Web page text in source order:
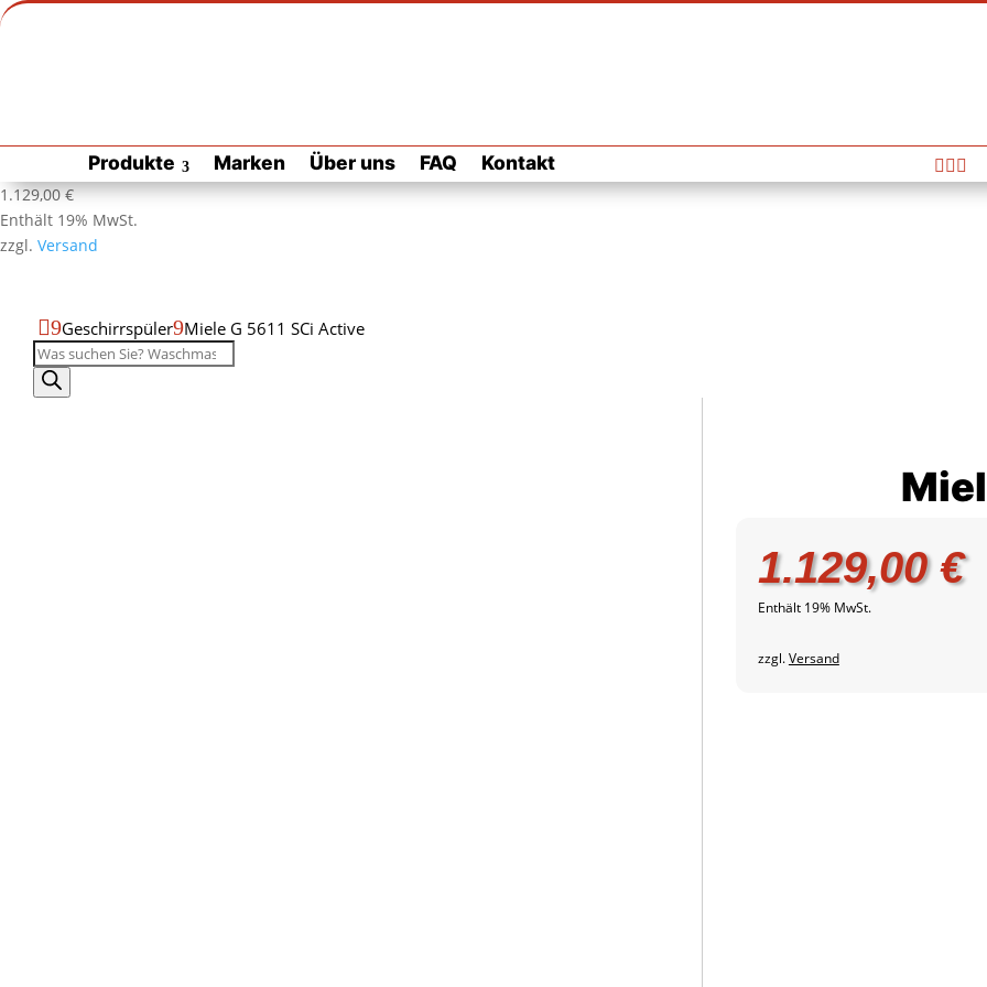
Zur
Habuzin
Startseite
Produkte Marken Über uns FAQ Kontakt   
Produktdatenblatt
als
PDF
Produktseite
drucken
1.129,00€
Enthält 19% MwSt.
zzgl. Versand
9Geschirrspüler9Miele G 5611 SCi Active
Produktsuche
1.129,00€
Enthält 19% MwSt.
zzgl.Versand